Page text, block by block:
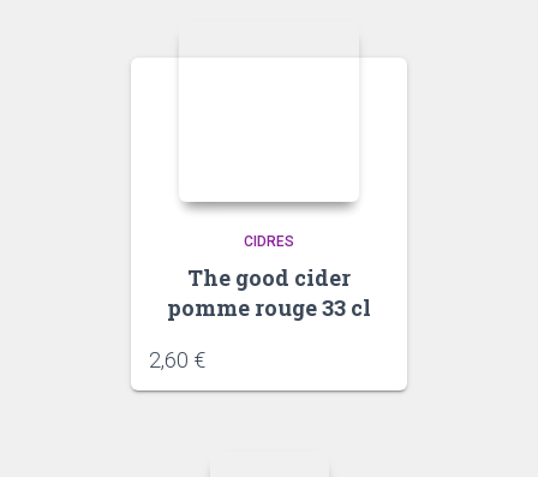
CIDRES
The good cider
pomme rouge 33 cl
2,60 €